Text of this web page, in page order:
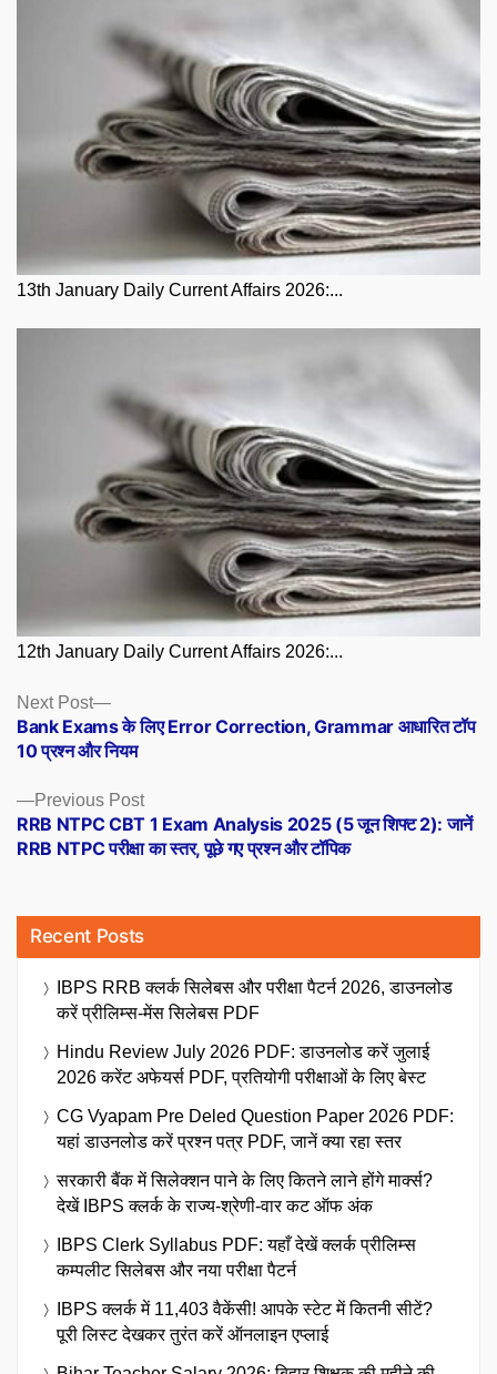
13th January Daily Current Affairs 2026:...
12th January Daily Current Affairs 2026:...
Posts
navigation
Previous PostPrevious
post:
RRB NTPC CBT 1 Exam Analysis 2025 (5 जून शिफ्ट 2): जानें
RRB NTPC परीक्षा का स्तर, पूछे गए प्रश्न और टॉपिक
Next Post
Next
post:
Bank Exams के लिए Error Correction, Grammar आधारित टॉप
10 प्रश्न और नियम
Recent Posts
IBPS RRB क्लर्क सिलेबस और परीक्षा पैटर्न 2026, डाउनलोड
करें प्रीलिम्स-मेंस सिलेबस PDF
Hindu Review July 2026 PDF: डाउनलोड करें जुलाई
2026 करेंट अफेयर्स PDF, प्रतियोगी परीक्षाओं के लिए बेस्ट
CG Vyapam Pre Deled Question Paper 2026 PDF:
यहां डाउनलोड करें प्रश्न पत्र PDF, जानें क्या रहा स्तर
सरकारी बैंक में सिलेक्शन पाने के लिए कितने लाने होंगे मार्क्स?
देखें IBPS क्लर्क के राज्य-श्रेणी-वार कट ऑफ अंक
IBPS Clerk Syllabus PDF: यहाँ देखें क्लर्क प्रीलिम्स
कम्पलीट सिलेबस और नया परीक्षा पैटर्न
IBPS क्लर्क में 11,403 वैकेंसी! आपके स्टेट में कितनी सीटें?
पूरी लिस्ट देखकर तुरंत करें ऑनलाइन एप्लाई